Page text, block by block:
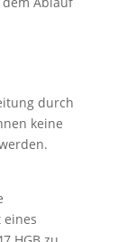
durch
keine